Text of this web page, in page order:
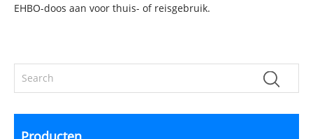
EHBO-doos aan voor thuis- of reisgebruik.